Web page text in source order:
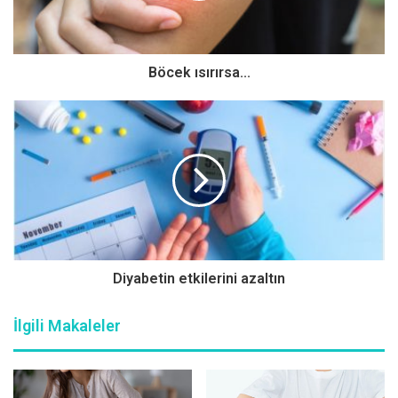
beyaz kan hücresi üreten ve bağışıklık sistemini
zayıflatarak enfeksiyonlara, kansızlığa ve kanamaya daha
duyarlı hale getiren nadir görülen, yavaş ve sinsi ilerleyen
Tüylü hücreli lösemi, lösemi vakalarının yaklaşık olarak
%2’sini meydana getirir. Bu durum erkeklerde kadınlara
göre daha yaygındır ve genellikle orta ve ileri yaşlarda
ortaya çıkar. Ülkemize ait sıklık açısından net bir veri
bulunmamaktadır. ABD’de her yıl yaklaşık 1.000 yeni vaka
bildirilmektedir. “Tüylü” adı, lösemi hücrelerinin
mikroskopta gözlemlenen şekline dayanır; hücrelerin tüylü
Tüylü hücreli lösemi, yavaş ilerleyen bir hastalık olup,
Böcek ısırırsa...
Diyabetin etkilerini azaltın
İlgili Makaleler